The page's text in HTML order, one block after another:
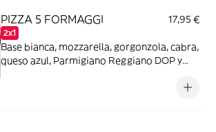
PIZZA 5 FORMAGGI
2x1
17,95 €
Base bianca, mozzarella, gorgonzola, cabra,
queso azul, Parmigiano Reggiano DOP y